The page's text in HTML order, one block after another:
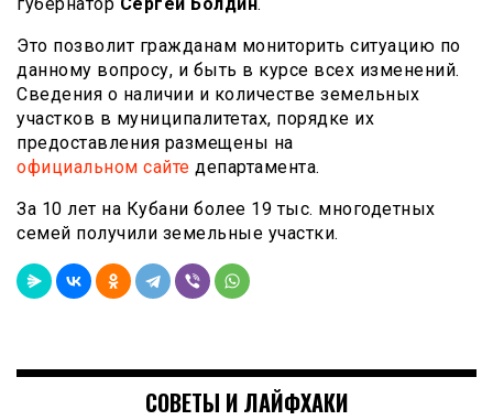
Это позволит гражданам мониторить ситуацию по
данному вопросу, и быть в курсе всех изменений.
Сведения о наличии и количестве земельных
участков в муниципалитетах, порядке их
предоставления размещены на
официальном сайте департамента.
За 10 лет на Кубани более 19 тыс. многодетных
семей получили земельные участки.
СОВЕТЫ И ЛАЙФХАКИ